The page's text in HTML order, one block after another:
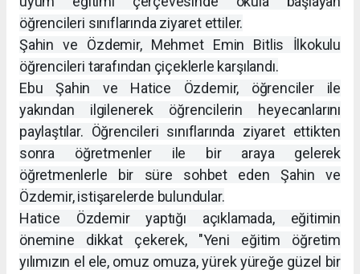
öğrencileri sınıflarında ziyaret ettiler.
Şahin ve Özdemir, Mehmet Emin Bitlis İlkokulu
öğrencileri tarafından çiçeklerle karşılandı.
Ebu Şahin ve Hatice Özdemir, öğrenciler ile
yakından ilgilenerek öğrencilerin heyecanlarını
paylaştılar. Öğrencileri sınıflarında ziyaret ettikten
sonra öğretmenler ile bir araya gelerek
öğretmenlerle bir süre sohbet eden Şahin ve
Özdemir, istişarelerde bulundular.
Hatice Özdemir yaptığı açıklamada, eğitimin
önemine dikkat çekerek, "Yeni eğitim öğretim
yılımızın el ele, omuz omuza, yürek yüreğe güzel bir